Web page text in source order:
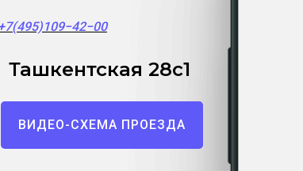
+7(495)109−42−00
Ташкентская 28с1
ВИДЕО-СХЕМА ПРОЕЗДА